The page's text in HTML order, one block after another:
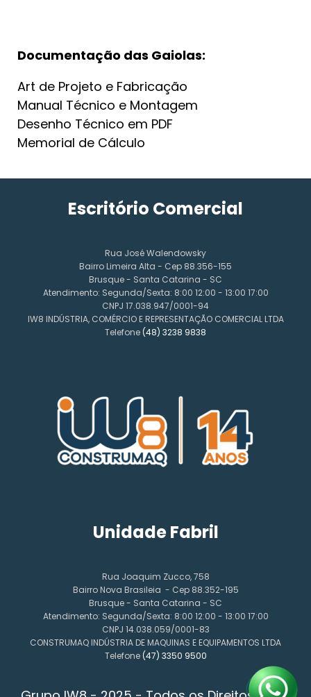
Documentação das Gaiolas:
Art de Projeto e Fabricação
Manual Técnico e Montagem
Desenho Técnico em PDF
Memorial de Cálculo
Escritório Comercial
Rua José Walendowsky
Bairro Limeira Alta - Cep 88.356-155
Brusque - Santa Catarina - SC
Atendimento: Segunda/Sexta: 8:00 12:00 - 13:00 17:00
CNPJ 17.038.947/0001-94
IW8 INDÚSTRIA, COMÉRCIO E REPRESENTAÇÃO COMERCIAL LTDA
Telefone (48) 3238 9838
Unidade Fabril
Rua Joaquim Zucco, 758
Bairro Nova Brasileia - Cep 88.352-195
Brusque - Santa Catarina - SC
Atendimento: Segunda/Sexta: 8:00 12:00 - 13:00 17:00
CNPJ 14.038.059/0001-83
CONSTRUMAQ INDÚSTRIA DE MAQUINAS E EQUIPAMENTOS LTDA
Telefone (47) 3350 9500